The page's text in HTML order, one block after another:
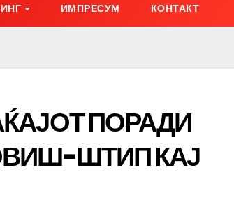
ИМПРЕСУМ КОНТАКТ
ПОРАДИ
ШТИП КАЈ